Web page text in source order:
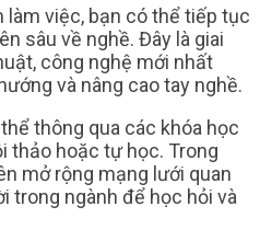
làm việc, bạn có thể tiếp tục
sâu về nghề. Đây là giai
công nghệ mới nhất
và nâng cao tay nghề.
thông qua các khóa học
thảo hoặc tự học. Trong
mở rộng mạng lưới quan
trong ngành để học hỏi và